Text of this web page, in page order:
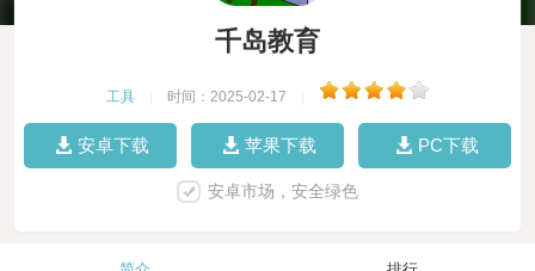
千岛教育
工具 时间：2025-02-17
安卓下载 苹果下载 PC下载
安卓市场，安全绿色